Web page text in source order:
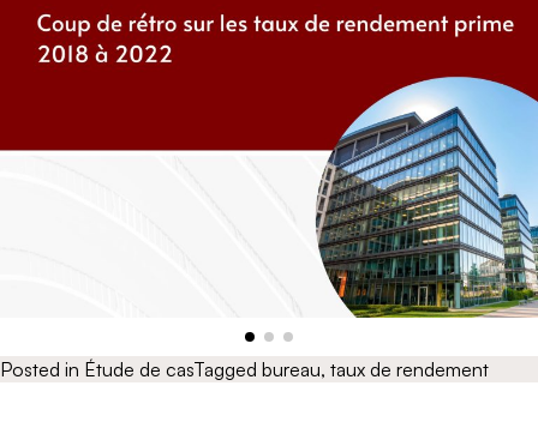
Posted in Étude de casTagged bureau, taux de rendement